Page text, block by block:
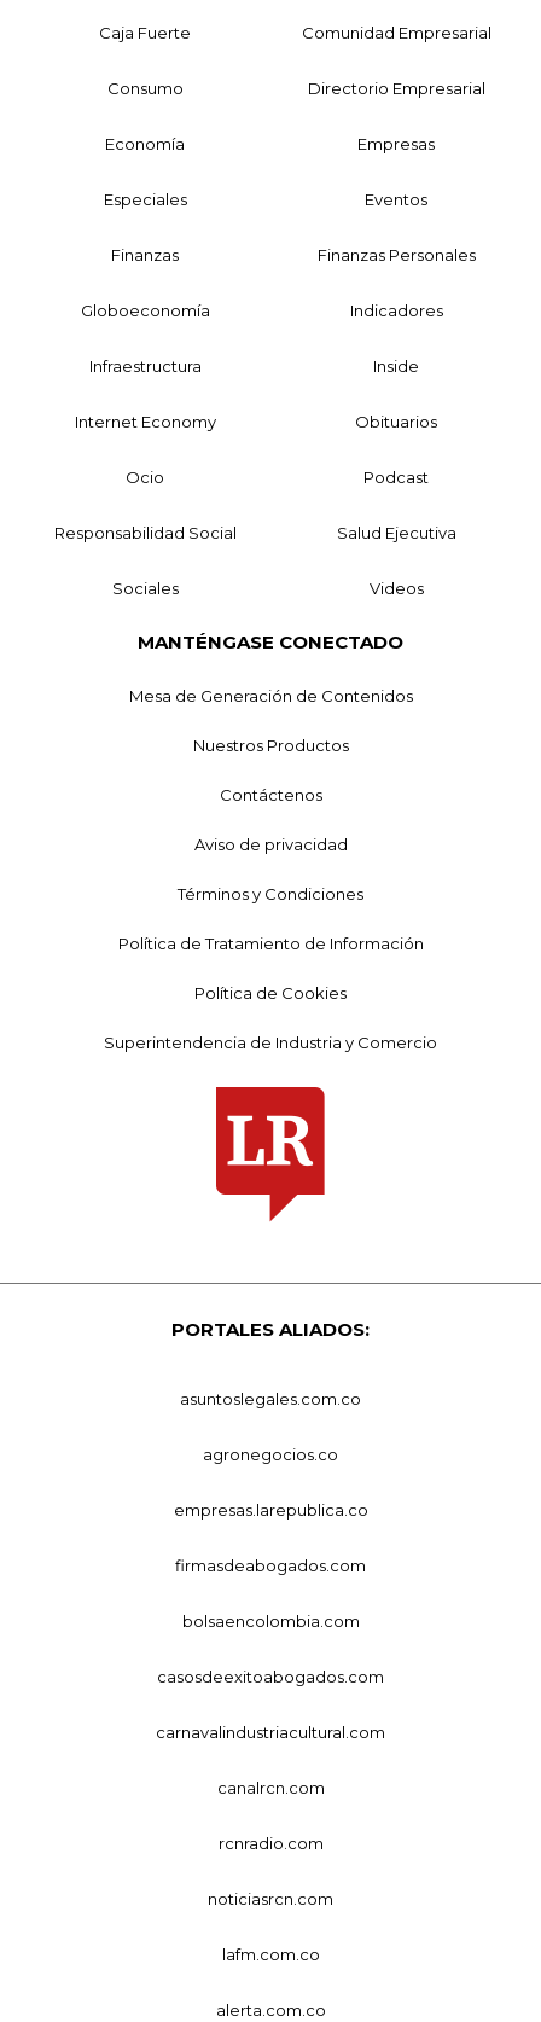
Caja Fuerte Comunidad Empresarial
Consumo Directorio Empresarial
Economía Empresas
Especiales Eventos
Finanzas Finanzas Personales
Globoeconomía Indicadores
Infraestructura Inside
Internet Economy Obituarios
Ocio Podcast
Responsabilidad Social Salud Ejecutiva
Sociales Videos
MANTÉNGASE CONECTADO
Mesa de Generación de Contenidos
Nuestros Productos
Contáctenos
Aviso de privacidad
Términos y Condiciones
Política de Tratamiento de Información
Política de Cookies
Superintendencia de Industria y Comercio
PORTALES ALIADOS:
asuntoslegales.com.co
agronegocios.co
empresas.larepublica.co
firmasdeabogados.com
bolsaencolombia.com
casosdeexitoabogados.com
carnavalindustriacultural.com
canalrcn.com
rcnradio.com
noticiasrcn.com
lafm.com.co
alerta.com.co